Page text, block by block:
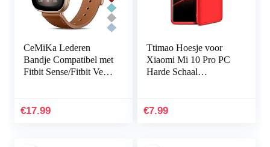
CeMiKa Lederen
Bandje Compatibel met
Fitbit Sense/Fitbit Versa
Compatibel met Fitbit
€17.99
Ttimao Hoesje voor
Xiaomi Mi 10 Pro PC
Harde Schaal
Ultradunne Shock
€7.99